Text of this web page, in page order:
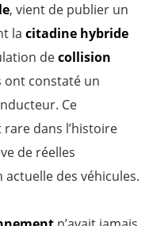
, vient de publier un
la citadine hybride
decollision
ont constaté un
Ce
dans l’histoire
de réelles
des véhicules.